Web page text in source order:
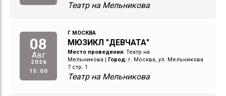
Театр на Мельникова
08
Авг
2026
15:00
Г МОСКВА
МЮЗИКЛ "ДЕВЧАТА"
Место проведения: Театр на
Мельникова
Город: г. Москва, ул. Мельникова
7 стр. 1
Театр на Мельникова